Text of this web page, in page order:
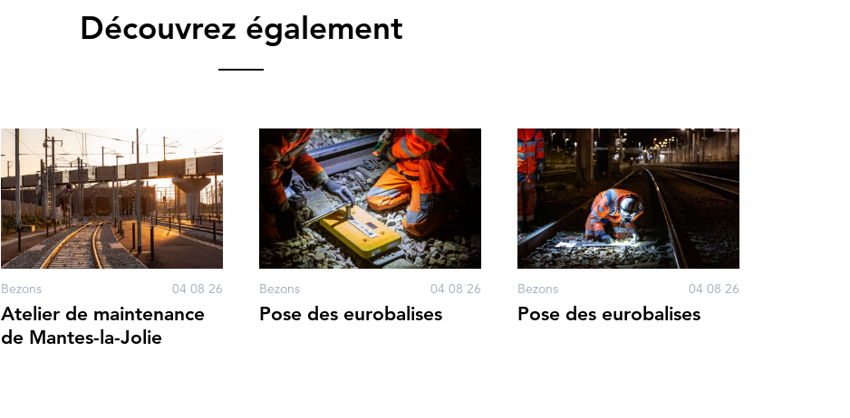
Découvrez également
Bezons 04 08 26
Atelier de maintenance
de Mantes-la-Jolie
Bezons 04 08 26
Pose des eurobalises
Bezons 04 08 26
Pose des eurobalises